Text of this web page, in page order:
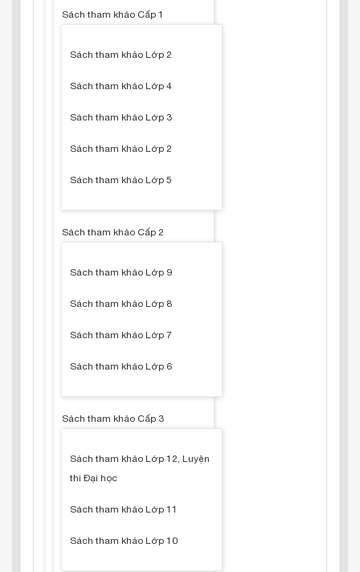
Sách tham khảo Cấp 1
Sách tham khảo Lớp 2
Sách tham khảo Lớp 4
Sách tham khảo Lớp 3
Sách tham khảo Lớp 2
Sách tham khảo Lớp 5
Sách tham khảo Cấp 2
Sách tham khảo Lớp 9
Sách tham khảo Lớp 8
Sách tham khảo Lớp 7
Sách tham khảo Lớp 6
Sách tham khảo Cấp 3
Sách tham khảo Lớp 12, Luyện
thi Đại học
Sách tham khảo Lớp 11
Sách tham khảo Lớp 10